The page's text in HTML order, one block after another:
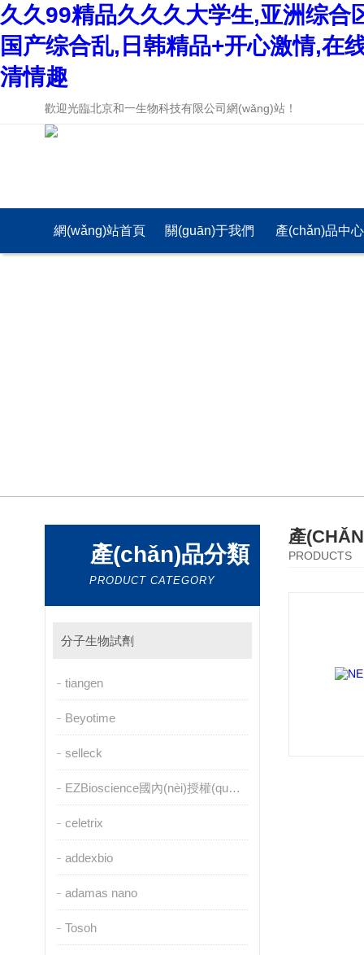
久久99精品久久久大学生,亚洲综
国产综合乱,日韩精品+开心激情,在
清情趣
歡迎光臨北京和一生物科技有限公司網(wǎng)站！
網(wǎng)站首頁 關(guān)于我們 產(chǎn)品中心
產(chǎn)品分類
PRODUCT CATEGORY
分子生物試劑
tiangen
Beyotime
selleck
EZBioscience國內(nèi)授權(quán)代理
celetrix
addexbio
adamas nano
Tosoh
產
PRODUCTS